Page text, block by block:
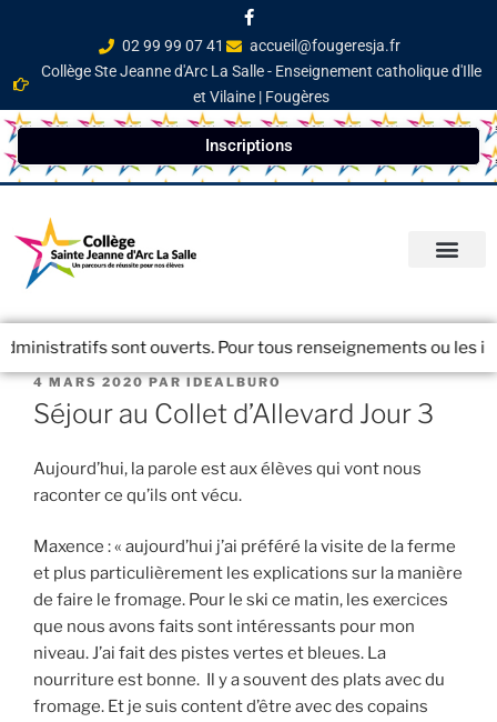
02 99 99 07 41
accueil@fougeresja.fr
Collège Ste Jeanne d'Arc La Salle - Enseignement catholique d'Ille
et Vilaine | Fougères
Inscriptions
sont ouverts. Pour tous renseignements ou les
4 MARS 2020PARIDEALBURO
Séjour au Collet d’Allevard Jour 3
Aujourd’hui, la parole est aux élèves qui vont nous
raconter ce qu’ils ont vécu.
Maxence : « aujourd’hui j’ai préféré la visite de la ferme
et plus particulièrement les explications sur la manière
de faire le fromage. Pour le ski ce matin, les exercices
que nous avons faits sont intéressants pour mon
niveau. J’ai fait des pistes vertes et bleues. La
nourriture est bonne. Il y a souvent des plats avec du
fromage. Et je suis content d’être avec des copains